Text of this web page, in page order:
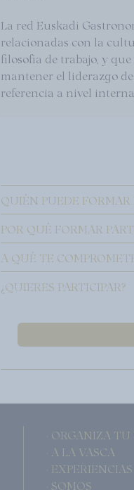
La red Euskadi
relacionadas con la
filosofía de trabajo, y
mantener el liderazgo
referencia a nivel
QUIÉN PUEDE FORMAR
POR QUÉ FORMAR
A QUÉ TE
¿QUIERES PARTICIPAR?
· ORGANIZA
· A LA VASCA
· EXPERIENCIAS
· SOMOS